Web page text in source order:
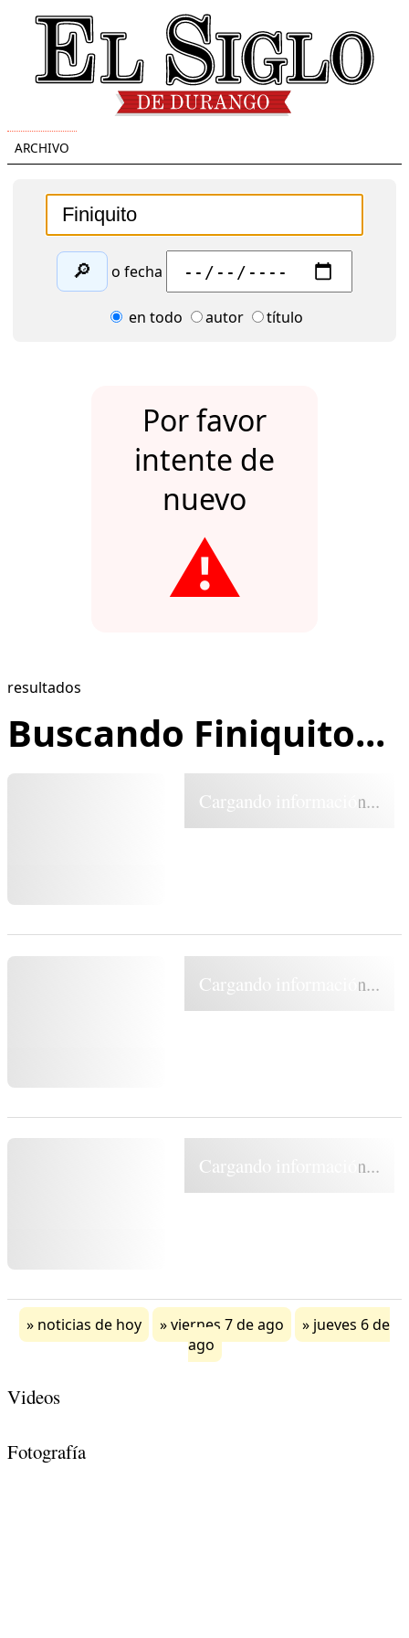
ARCHIVO
🔎 o fecha
en todo autor título
Por favor
intente de
nuevo
⚠️
resultados
Buscando Finiquito...
Cargando información...
Cargando información...
Cargando información...
noticias de hoy viernes 7 de ago
jueves 6 de
ago
Videos
Fotografía